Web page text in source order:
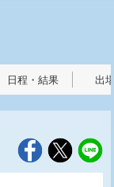
日程・結果 出